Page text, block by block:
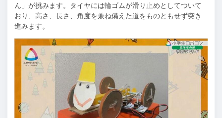
ん」が挑みます。タイヤには輪ゴムが滑り止めとしてついて
おり、高さ、長さ、角度を兼ね備えた道をものともせず突き
進みます。